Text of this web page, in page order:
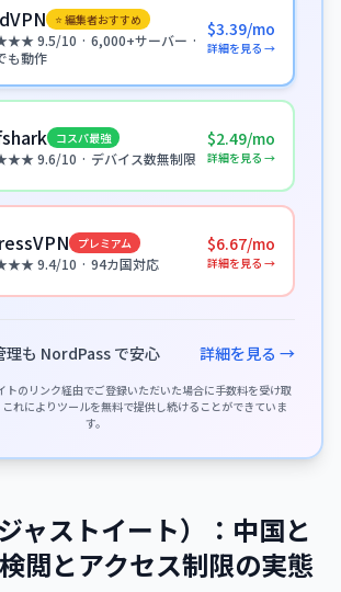
⭐ 編集者おすすめ
9.5/10 · 6,000+サーバー ·
も動作
$3.39/mo
詳細を見る →
コスパ最強
9.6/10 · デバイス数無制限
$2.49/mo
詳細を見る →
プレミアム
9.4/10 · 94カ国対応
$6.67/mo
詳細を見る →
理も NordPass で安心 詳細を見る →
のリンク経由でご登録いただいた場合に手数料を受け取
れによりツールを無料で提供し続けることができていま
す。
ャストイート）：中国と
閲とアクセス制限の実態